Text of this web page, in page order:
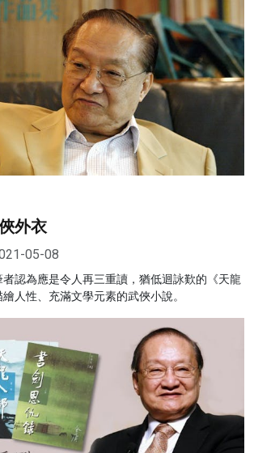
外衣
05-08
認為應是令人再三重讀，猶低迴詠歎的《天龍
人性、充滿文學元素的武俠小說。